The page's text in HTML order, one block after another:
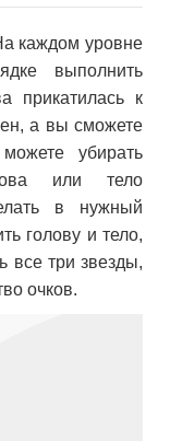
каждом уровне
выполнить
прикатилась к
а вы сможете
убирать
или тело
в нужный
голову и тело,
все три звезды,
очков.